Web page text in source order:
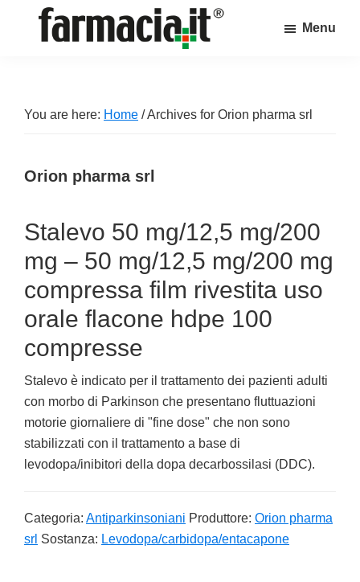
sul
farmacia
Menu
You are here: Home /Archives for Orion pharma srl
Orion pharma srl
Stalevo 50 mg/12,5 mg/200
mg – 50 mg/12,5 mg/200 mg
compressa film rivestita uso
orale flacone hdpe 100
compresse
Stalevo è indicato per il trattamento dei pazienti adulti
con morbo di Parkinson che presentano fluttuazioni
motorie giornaliere di "fine dose" che non sono
stabilizzati con il trattamento a base di
levodopa/inibitori della dopa decarbossilasi (DDC).
Categoria: Antiparkinsoniani Produttore: Orion pharma
srl Sostanza: Levodopa/carbidopa/entacapone